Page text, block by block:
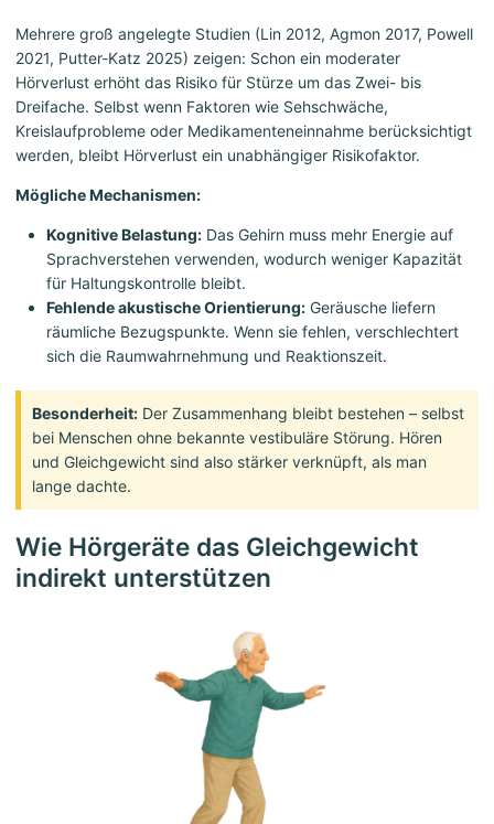
Mehrere groß angelegte Studien (Lin 2012, Agmon 2017, Powell
2021, Putter-Katz 2025) zeigen: Schon ein moderater
Hörverlust erhöht das Risiko für Stürze um das Zwei- bis
Dreifache. Selbst wenn Faktoren wie Sehschwäche,
Kreislaufprobleme oder Medikamenteneinnahme berücksichtigt
werden, bleibt Hörverlust ein unabhängiger Risikofaktor.
Mögliche Mechanismen:
Kognitive Belastung: Das Gehirn muss mehr Energie auf
Sprachverstehen verwenden, wodurch weniger Kapazität
für Haltungskontrolle bleibt.
Fehlende akustische Orientierung: Geräusche liefern
räumliche Bezugspunkte. Wenn sie fehlen, verschlechtert
sich die Raumwahrnehmung und Reaktionszeit.
Besonderheit: Der Zusammenhang bleibt bestehen – selbst
bei Menschen ohne bekannte vestibuläre Störung. Hören
und Gleichgewicht sind also stärker verknüpft, als man
lange dachte.
Wie Hörgeräte das Gleichgewicht
indirekt unterstützen